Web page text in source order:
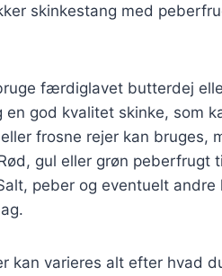
skinkestang med
færdiglavet butterdej
en god kvalitet skinke, som
frosne rejer kan bruges,
gul eller grøn peberfrugt
peber og eventuelt
kan varieres alt efter hvad